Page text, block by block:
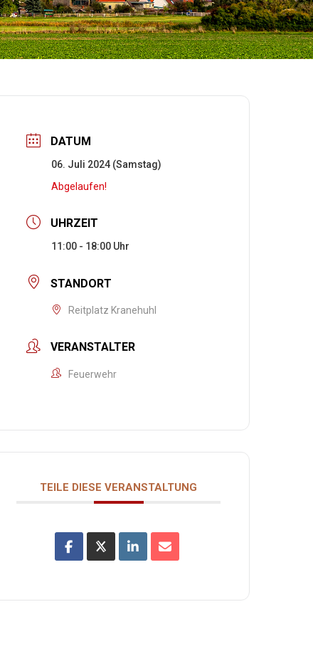
DATUM
06. Juli 2024 (Samstag)
Abgelaufen!
UHRZEIT
11:00 - 18:00
STANDORT
Reitplatz Kranehuhl
VERANSTALTER
Feuerwehr
TEILE DIESE VERANSTALTUNG